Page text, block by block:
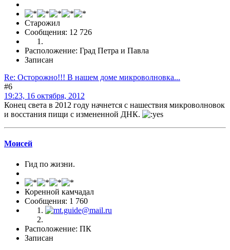
Старожил
Сообщения: 12 726
Расположение: Град Петра и Павла
Записан
Re: Осторожно!!! В нашем доме микроволновка...
#6
19:23, 16 октября, 2012
Конец света в 2012 году начнется с нашествия микроволновок
и восстания пищи с измененной ДНК.
Моисей
Гид по жизни.
Коренной камчадал
Сообщения: 1 760
Расположение: ПК
Записан